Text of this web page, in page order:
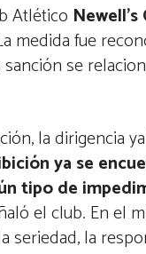
Atlético
medida fue
se
la dirigencia
ya se
tipo de
el club. En el
seriedad, la